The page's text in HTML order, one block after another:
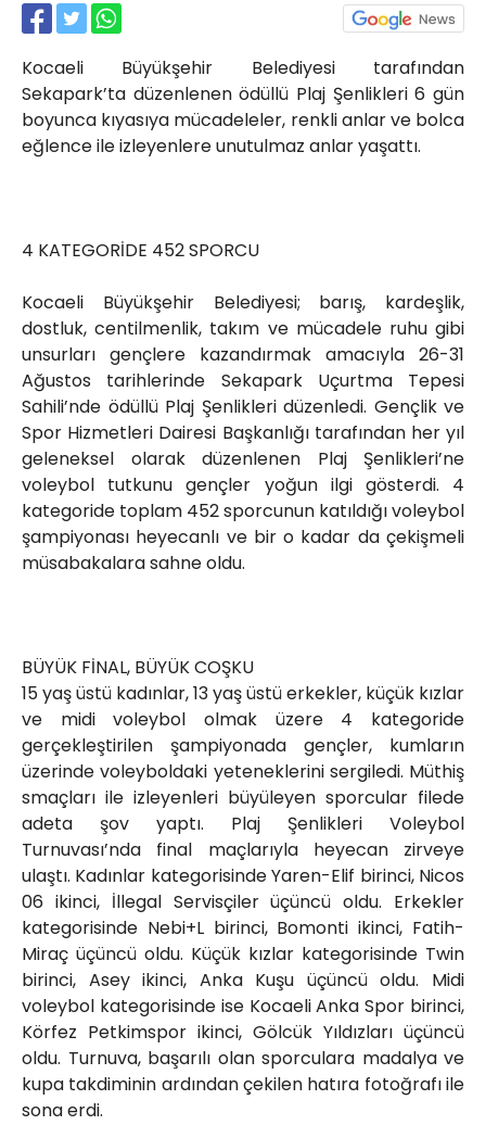
Kocaeli Büyükşehir Belediyesi tarafından
Sekapark’ta düzenlenen ödüllü Plaj Şenlikleri 6 gün
boyunca kıyasıya mücadeleler, renkli anlar ve bolca
eğlence ile izleyenlere unutulmaz anlar yaşattı.
4 KATEGORİDE 452 SPORCU
Kocaeli Büyükşehir Belediyesi; barış, kardeşlik,
dostluk, centilmenlik, takım ve mücadele ruhu gibi
unsurları gençlere kazandırmak amacıyla 26-31
Ağustos tarihlerinde Sekapark Uçurtma Tepesi
Sahili’nde ödüllü Plaj Şenlikleri düzenledi. Gençlik ve
Spor Hizmetleri Dairesi Başkanlığı tarafından her yıl
geleneksel olarak düzenlenen Plaj Şenlikleri’ne
voleybol tutkunu gençler yoğun ilgi gösterdi. 4
kategoride toplam 452 sporcunun katıldığı voleybol
şampiyonası heyecanlı ve bir o kadar da çekişmeli
müsabakalara sahne oldu.
BÜYÜK FİNAL, BÜYÜK COŞKU
15 yaş üstü kadınlar, 13 yaş üstü erkekler, küçük kızlar
ve midi voleybol olmak üzere 4 kategoride
gerçekleştirilen şampiyonada gençler, kumların
üzerinde voleyboldaki yeteneklerini sergiledi. Müthiş
smaçları ile izleyenleri büyüleyen sporcular filede
adeta şov yaptı. Plaj Şenlikleri Voleybol
Turnuvası’nda final maçlarıyla heyecan zirveye
ulaştı. Kadınlar kategorisinde Yaren-Elif birinci, Nicos
06 ikinci, İllegal Servisçiler üçüncü oldu. Erkekler
kategorisinde Nebi+L birinci, Bomonti ikinci, Fatih-
Miraç üçüncü oldu. Küçük kızlar kategorisinde Twin
birinci, Asey ikinci, Anka Kuşu üçüncü oldu. Midi
voleybol kategorisinde ise Kocaeli Anka Spor birinci,
Körfez Petkimspor ikinci, Gölcük Yıldızları üçüncü
oldu. Turnuva, başarılı olan sporculara madalya ve
kupa takdiminin ardından çekilen hatıra fotoğrafı ile
sona erdi.
Akkavaklar Caddesi No:17/4 İzmit-
KOCAELİ
kocaelisokak@gmail.com